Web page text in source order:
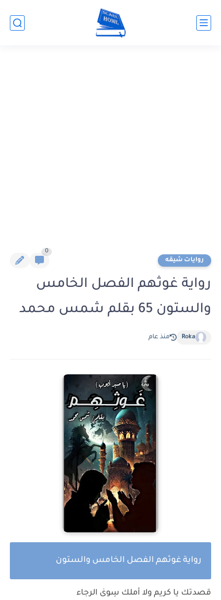
روايات شيقه
0
رواية غوثهم الفصل الخامس
والستون 65 بقلم شمس محمد
Roka منذ عام
رواية غوثهم الفصل الخامس والستون
قصدتك يا كريم ولا أملك سِوىٰ الرجاء